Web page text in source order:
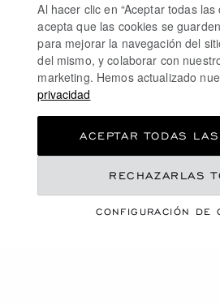
Al hacer clic en “Aceptar todas las
acepta que las cookies se
para mejorar la navegación del
del mismo, y colaborar con
marketing. Hemos actualizado
privacidad
CONFIGURACIÓN DE
RECHAZARLAS
ACEPTAR TODAS